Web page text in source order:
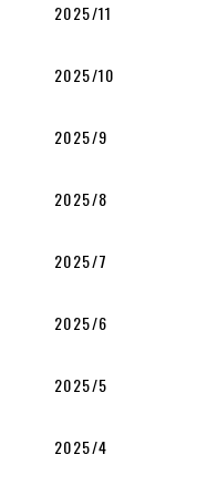
2025/11
2025/10
2025/9
2025/8
2025/7
2025/6
2025/5
2025/4